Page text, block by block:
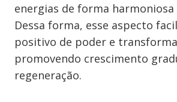
energias de forma
Dessa forma, esse aspecto
positivo de poder e
promovendo crescimento
regeneração.